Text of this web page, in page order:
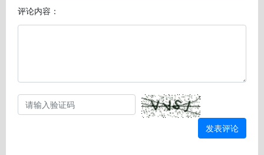
评论内容：
发表评论